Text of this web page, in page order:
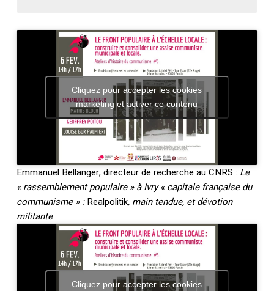
Cliquez pour accepter les cookies
marketing et activer ce contenu
Emmanuel Bellanger, directeur de recherche au CNRS : Le
« rassemblement populaire » à Ivry « capitale française du
communisme » :Realpolitik, main tendue, et dévotion
militante
Cliquez pour accepter les cookies